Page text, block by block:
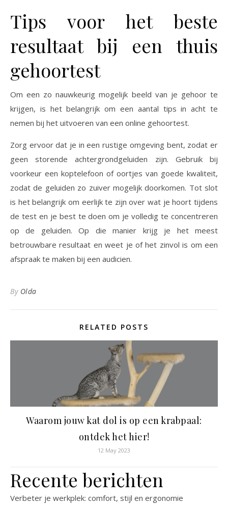
Tips voor het beste
resultaat bij een thuis
gehoortest
Om een zo nauwkeurig mogelijk beeld van je gehoor te
krijgen, is het belangrijk om een aantal tips in acht te
nemen bij het uitvoeren van een online gehoortest.
Zorg ervoor dat je in een rustige omgeving bent, zodat er
geen storende achtergrondgeluiden zijn. Gebruik bij
voorkeur een koptelefoon of oortjes van goede kwaliteit,
zodat de geluiden zo zuiver mogelijk doorkomen. Tot slot
is het belangrijk om eerlijk te zijn over wat je hoort tijdens
de test en je best te doen om je volledig te concentreren
op de geluiden. Op die manier krijg je het meest
betrouwbare resultaat en weet je of het zinvol is om een
afspraak te maken bij een audicien.
By Olda
RELATED POSTS
Waarom jouw kat dol is op een krabpaal:
ontdek het hier!
12 May 2023
Recente berichten
Verbeter je werkplek: comfort, stijl en ergonomie